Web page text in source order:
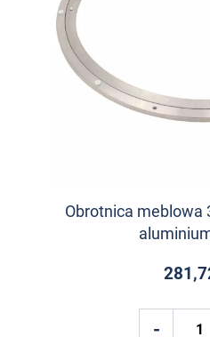
Obrotnica meblowa